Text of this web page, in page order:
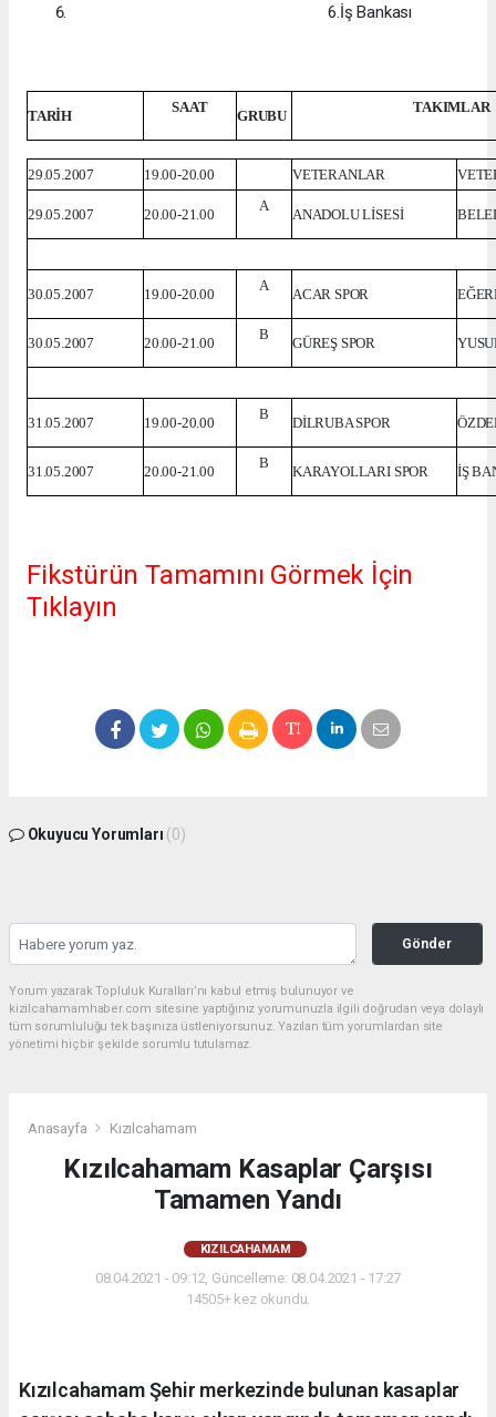
6.İş Bankası
TARİH
SAAT
GRUBU
TAKIMLAR
29.05.2007 19.00-20.00 VETERANLAR
29.05.2007 20.00-21.00
A
ANADOLU LİSESİ
30.05.2007 19.00-20.00
A
ACAR SPOR
30.05.2007 20.00-21.00
B
GÜREŞ SPOR
31.05.2007 19.00-20.00
B
DİLRUBA SPOR
31.05.2007 20.00-21.00
B
KARAYOLLARI SPOR İŞ
Fikstürün Tamamını Görmek İçin
Tıklayın
Okuyucu Yorumları (0)
Gönder
Yorum yazarak Topluluk Kuralları’nı kabul etmiş bulunuyor ve
kizilcahamamhaber.com sitesine yaptığınız yorumunuzla ilgili doğrudan veya dolaylı
tüm sorumluluğu tek başınıza üstleniyorsunuz. Yazılan tüm yorumlardan site
yönetimi hiçbir şekilde sorumlu tutulamaz.
Anasayfa Kızılcahamam
Kızılcahamam Kasaplar Çarşısı
Tamamen Yandı
KIZILCAHAMAM
08.04.2021 - 09:12, Güncelleme: 08.04.2021 - 17:27
14505+ kez okundu.
Kızılcahamam Şehir merkezinde bulunan kasaplar